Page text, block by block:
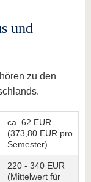
und
zu den
ca. 62 EUR
(373,80 EUR pro
Semester)
220 - 340 EUR
(Mittelwert für